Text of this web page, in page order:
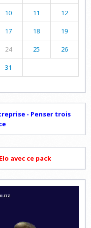
10 11 12
17 18 19
24 25 26
31
- Penser trois
avec ce pack